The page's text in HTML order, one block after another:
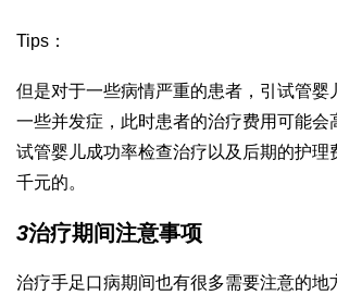
Tips：
但是对于一些病情严重的患者，引 试管婴
一些并发症，此时患者的治疗费用可能会
试管婴儿成功率检查治疗以及后期的护理
千元的。
3治疗期间注意事项
治疗手足口病期间也有很多需要注意的地